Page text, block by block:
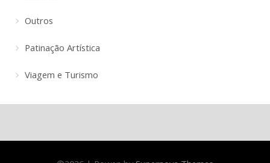
Outros
Patinação Artística
Viagem e Turismo